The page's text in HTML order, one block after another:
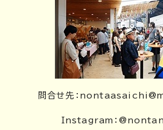
問合せ先：
Instagram：